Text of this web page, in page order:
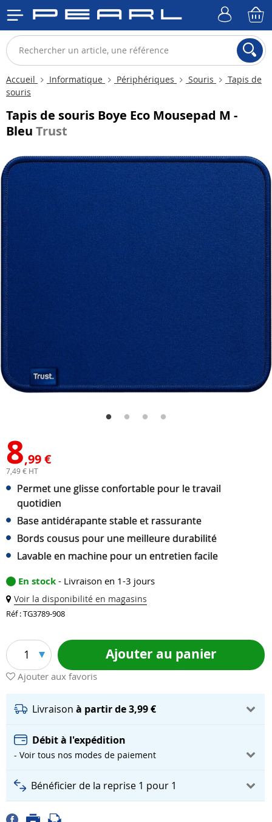
Accueil Informatique Périphériques Souris
Tapis de
souris
Tapis de souris Boye Eco Mousepad M -
Bleu Trust
8,99 €
7,49 € HT
Permet une glisse confortable pour le travail
quotidien
Base antidérapante stable et rassurante
Bords cousus pour une meilleure durabilité
Lavable en machine pour un entretien facile
En stock - Livraison en 1-3 jours
Voir la disponibilité en magasins
Réf : TG3789-908
1 Ajouter au panier
Ajouter aux favoris
Livraison à partir de 3,99 €
Débit à l'expédition
- Voir tous nos modes de paiement
Bénéficier de la reprise 1 pour 1